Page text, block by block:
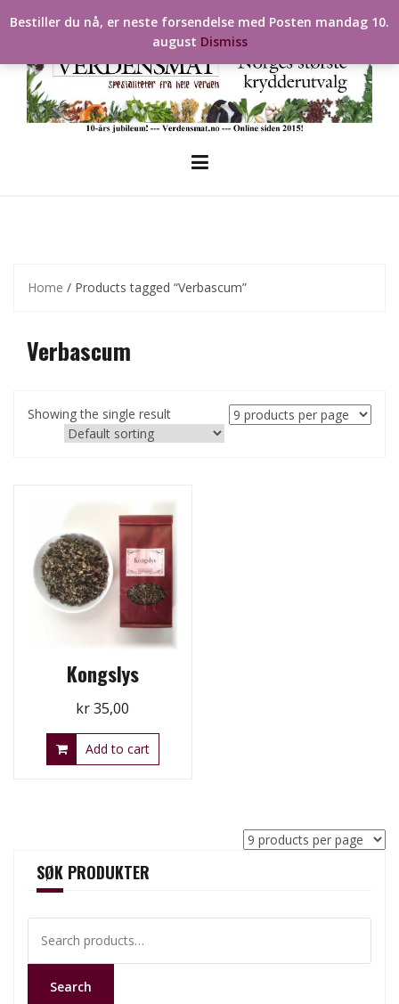
to
Home / Products tagged “Verbascum”
Verbascum
Showing the single result
Kongslys
kr35,00
Add to cart
SØK PRODUKTER
for:
Search
Bestiller du nå, er neste forsendelse med Posten mandag 10.
august Dismiss